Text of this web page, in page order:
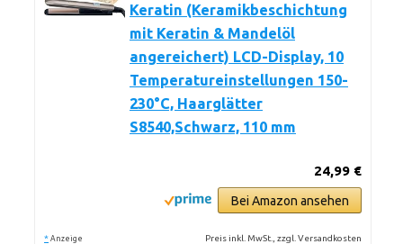
Keratin (Keramikbeschichtung
mit Keratin & Mandelöl
angereichert) LCD-Display, 10
Temperatureinstellungen 150-
230°C, Haarglätter
S8540,Schwarz, 110 mm
24,99 €
Bei Amazon ansehen
* Anzeige Preis inkl. MwSt., zzgl. Versandkosten